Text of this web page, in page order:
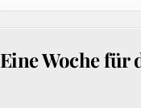
Eine Woche für